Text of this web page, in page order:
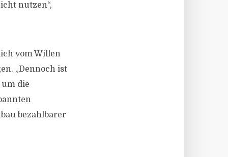
nutzen“,
vom Willen
„Dennoch ist
die
bezahlbarer